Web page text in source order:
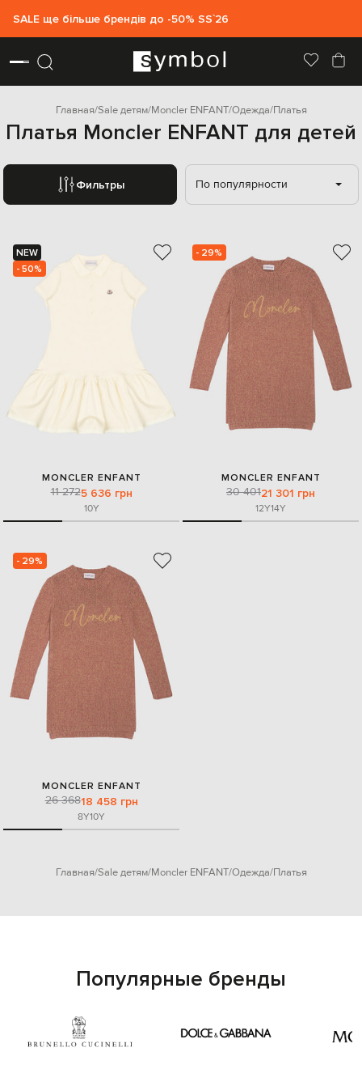
SALE ще більше брендів до -50% SS`26
Главная Sale детям Moncler ENFANT Одежда Платья
Платья Moncler ENFANT для детей
Фильтры По популярности
NEW
- 50%
MONCLER ENFANT
11 2725 636 грн
10Y
- 29%
MONCLER ENFANT
30 40121 301 грн
12Y14Y
- 29%
MONCLER ENFANT
26 36818 458 грн
8Y10Y
Главная Sale детям Moncler ENFANT Одежда Платья
Популярные бренды